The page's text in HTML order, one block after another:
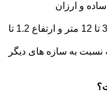
و ارزان
امکان ساخت ابعاد بزرگ از قطر3.5 تا 12 متر و ارتفاع 1.2 تا
به سازه های دیگر